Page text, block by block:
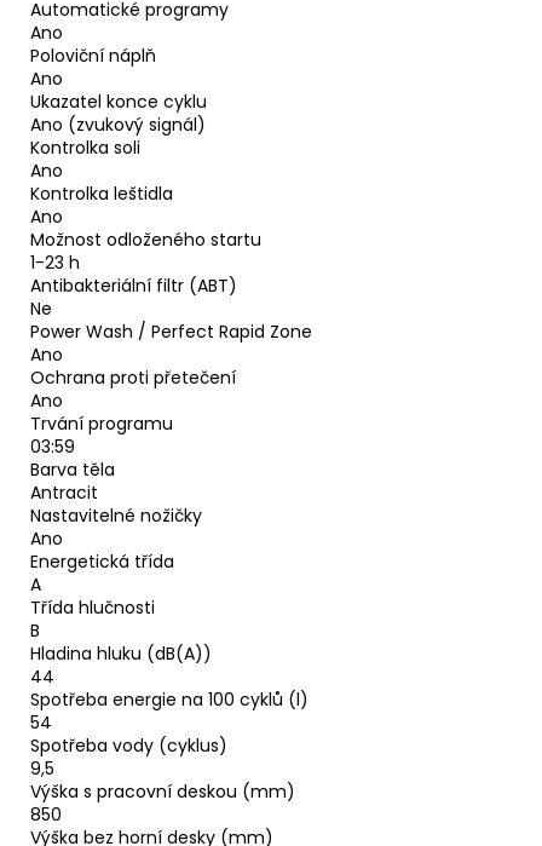
Automatické programy
Ano
Poloviční náplň
Ano
Ukazatel konce cyklu
Ano (zvukový signál)
Kontrolka soli
Ano
Kontrolka leštidla
Ano
Možnost odloženého startu
1-23 h
Antibakteriální filtr (ABT)
Ne
Power Wash / Perfect Rapid Zone
Ano
Ochrana proti přetečení
Ano
Trvání programu
03:59
Barva těla
Antracit
Nastavitelné nožičky
Ano
Energetická třída
A
Třída hlučnosti
B
Hladina hluku (dB(A))
44
Spotřeba energie na 100 cyklů (l)
54
Spotřeba vody (cyklus)
9,5
Výška s pracovní deskou (mm)
850
Výška bez horní desky (mm)